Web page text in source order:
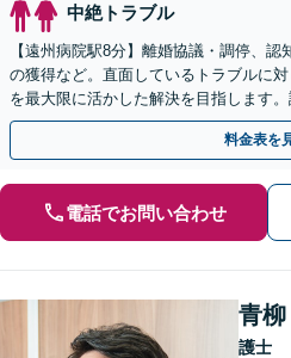
中絶トラブル
【遠州病院駅8分】離婚協議・調停、
の獲得など。直面しているトラブルに
を最大限に活かした解決を目指します
で、弁護士と詳しくお話してみません
料金表を
電話でお問い合わせ
青
護士